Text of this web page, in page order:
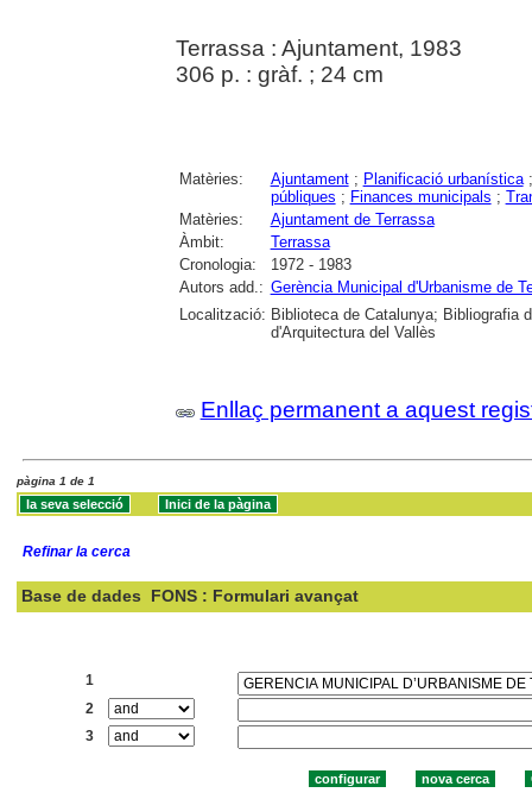
Terrassa : Ajuntament, 1983
306 p. : gràf. ; 24 cm
Matèries: Ajuntament; Planificació urbanística
públiques ; Finances municipals ;
Matèries:
Ajuntament de Terrassa
Àmbit:
Terrassa
Cronologia:
1972 - 1983
Autors add.: Gerència Municipal d'Urbanisme de
Localització: Biblioteca de Catalunya; Bibliografia
d'Arquitectura del Vallès
Enllaç permanent a aquest
pàgina 1 de 1
Refinar la cerca
Base de dades FONS : Formulari avançat
1
2
3